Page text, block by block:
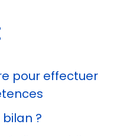
pour effectuer
?